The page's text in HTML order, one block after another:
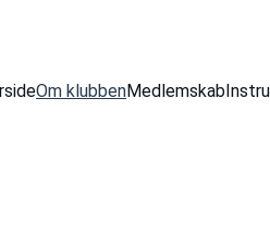
Om klubbenMedlemskab